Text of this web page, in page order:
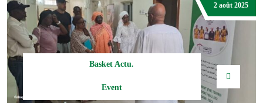
2 août 2025
Basket Actu.
Event